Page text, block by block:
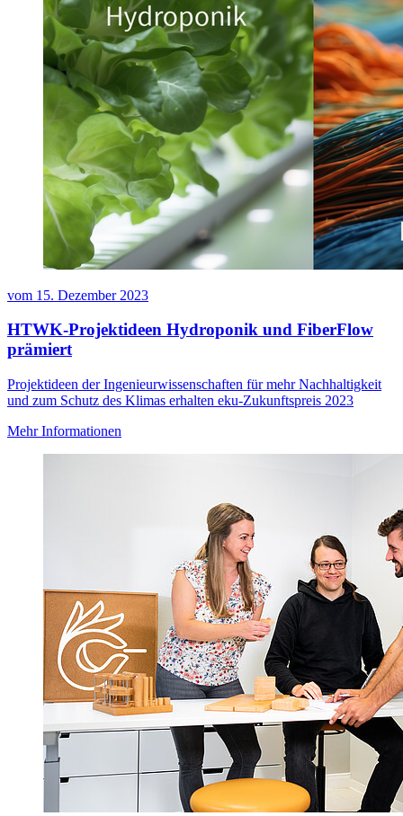
vom 15. Dezember 2023
HTWK-Projektideen Hydroponik und FiberFlow
prämiert
Projektideen der Ingenieurwissenschaften für mehr Nachhaltigkeit
und zum Schutz des Klimas erhalten eku-Zukunftspreis 2023
Mehr Informationen